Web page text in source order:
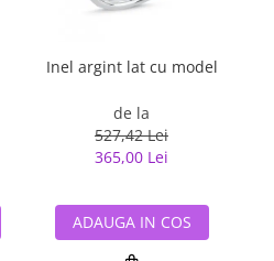
Inel argint lat cu model
de la
527,42 Lei
365,00 Lei
ADAUGA IN COS